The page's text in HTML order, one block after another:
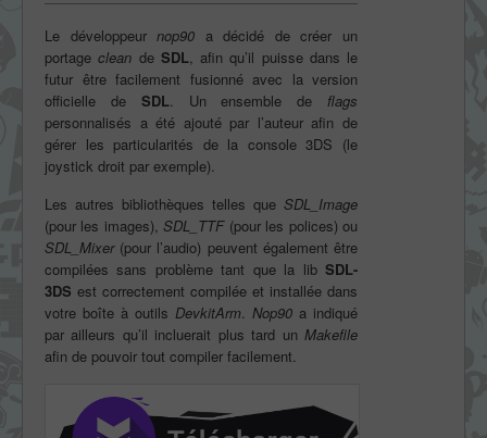
Le développeurnop90 a décidé de créer un
portageclean de SDL, afin qu’il puisse dans le
futur être facilement fusionné avec la version
officielle de SDL. Un ensemble deflags
personnalisés a été ajouté par l’auteur afin de
gérer les particularités de la console 3DS (le
joystick droit par exemple).
Les autres bibliothèques telles que SDL_Image
(pour les images),SDL_TTF (pour les polices) ou
SDL_Mixer(pour l’audio) peuvent également être
compilées sans problème tant que la lib SDL-
3DS est correctement compilée et installée dans
votre boîte à outils DevkitArm. Nop90 a indiqué
par ailleurs qu’il incluerait plus tard un Makefile
afin de pouvoir tout compiler facilement.